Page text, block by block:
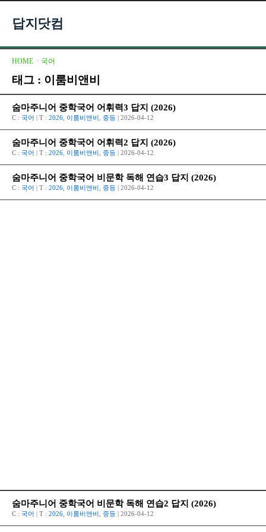
답지닷컴
HOME > 국어
태그 : 이룸비앤비
숨마주니어 중학국어 어휘력3 답지 (2026)
C : 국어 | T : 2026 이룸비앤비 중등 | 2026-04-12
숨마주니어 중학국어 어휘력2 답지 (2026)
C : 국어 | T : 2026 이룸비앤비 중등 | 2026-04-12
숨마주니어 중학국어 비문학 독해 연습3 답지 (2026)
C : 국어 | T : 2026 이룸비앤비 중등 | 2026-04-12
숨마주니어 중학국어 비문학 독해 연습2 답지 (2026)
C : 국어 | T : 2026 이룸비앤비 중등 | 2026-04-12